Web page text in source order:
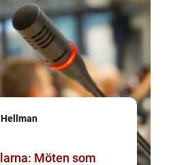
Möten som